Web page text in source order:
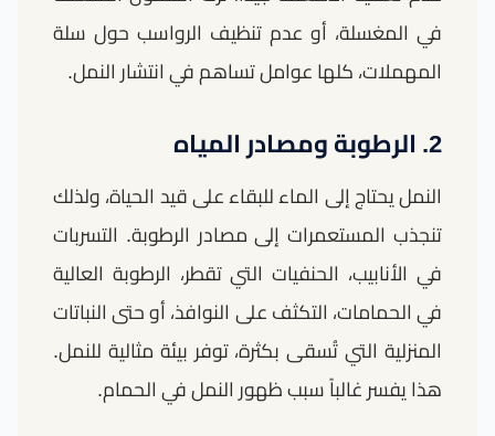
في المغسلة، أو عدم تنظيف الرواسب حول سلة
المهملات، كلها عوامل تساهم في انتشار النمل.
2. الرطوبة ومصادر المياه
النمل يحتاج إلى الماء للبقاء على قيد الحياة، ولذلك
تنجذب المستعمرات إلى مصادر الرطوبة. التسربات
في الأنابيب، الحنفيات التي تقطر، الرطوبة العالية
في الحمامات، التكثف على النوافذ، أو حتى النباتات
المنزلية التي تُسقى بكثرة، توفر بيئة مثالية للنمل.
هذا يفسر غالباً سبب ظهور النمل في الحمام.